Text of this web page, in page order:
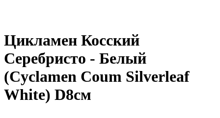
Цикламен Косский
Серебристо - Белый
(Cyclamen Coum Silverleaf
White) D8см